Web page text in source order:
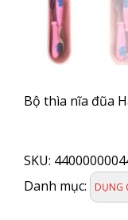
Bộ thìa nĩa đũa
nĩa
cho
SKU:
Danh mục:
DỤNG